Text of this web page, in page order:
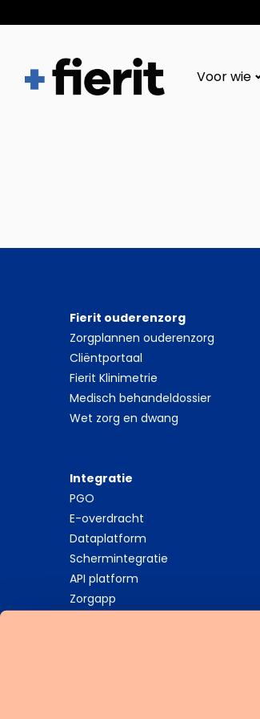
Méér
Voor wie
Fierit ouderenzorg
Zorgplannen ouderenzorg
Cliëntportaal
Fierit Klinimetrie
Medisch behandeldossier
Wet zorg en dwang
Integratie
PGO
E-overdracht
Dataplatform
Schermintegratie
API platform
Zorgapp